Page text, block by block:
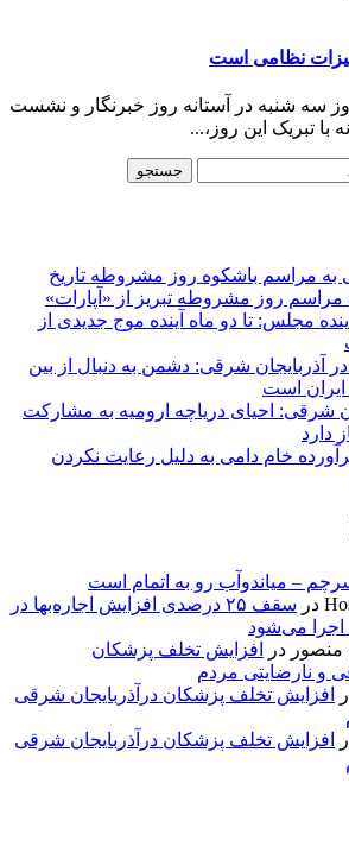
نظامی است
سه شنبه در آستانه روز خبرنگار و نشست
تبریک این روز،...
مراسم باشکوه روز مشروطه تاریخ
مراسم روز مشروطه تبریز از «آپارات»
مجلس: تا دو ماه آینده موج جدیدی از
در آذربایجان شرقی: دشمن به دنبال از بین
ایران است
شرقی: احیای دریاچه ارومیه به مشارکت
دارد
۴۵۰ تن فرآورده خام دامی به دلیل رعایت نکردن
– میاندوآب رو به اتمام است
در
سقف ۲۵ درصدی افزایش اجاره‌بها در
اجرا می‌شود
منصور در
افزایش تخلف پزشکان
و نارضایتی مردم
افزایش تخلف پزشکان درآذربایجان شرقی
افزایش تخلف پزشکان درآذربایجان شرقی